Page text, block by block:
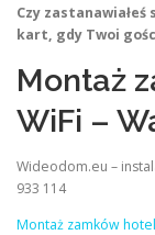
Czy zastanawiałeś
kart, gdy Twoi
Montaż
WiFi –
Wideodom.eu –
933 114
Montaż zamków